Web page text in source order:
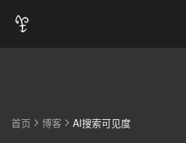
首页 博客 AI搜索可见度